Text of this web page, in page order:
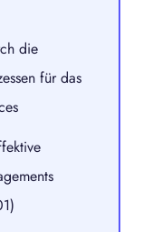
die
für das